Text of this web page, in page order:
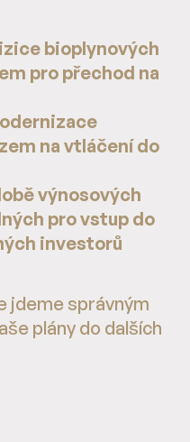
bioplynových
pro přechod na
na vtláčení do
výnosových
pro vstup do
investorů
jdeme správným
plány do dalších